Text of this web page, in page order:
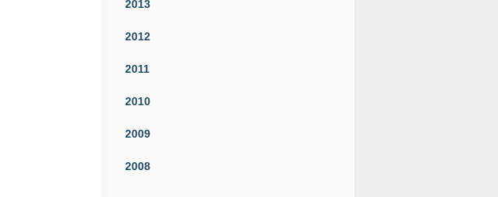
2013
2012
2011
2010
2009
2008